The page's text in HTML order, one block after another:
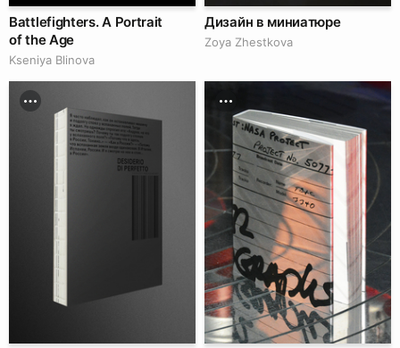
Battlefighters. A Portrait
of the Age
Kseniya Blinova
Дизайн в миниатюре
Zoya Zhestkova